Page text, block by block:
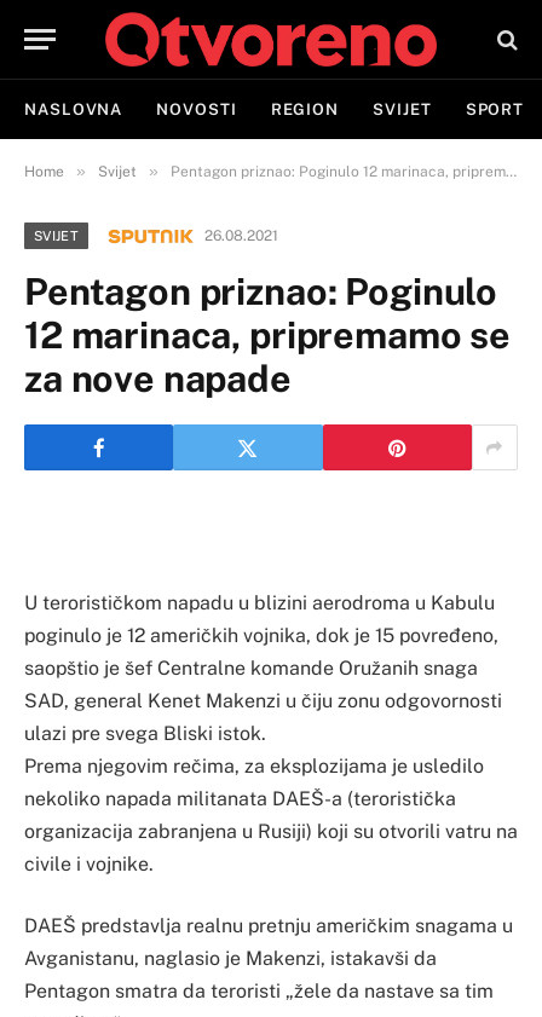
NASLOVNA NOVOSTI REGION SVIJET SPORT
Home » Svijet » Pentagon priznao: Poginulo 12 marinaca, pripremamo se za nove napade
SVIJET 26.08.2021
Pentagon priznao: Poginulo
12 marinaca, pripremamo se
za nove napade
U terorističkom napadu u blizini aerodroma u Kabulu
poginulo je 12 američkih vojnika, dok je 15 povređeno,
saopštio je šef Centralne komande Oružanih snaga
SAD, general Kenet Makenzi u čiju zonu odgovornosti
ulazi pre svega Bliski istok.
Prema njegovim rečima, za eksplozijama je usledilo
nekoliko napada militanata DAEŠ-a (teroristička
organizacija zabranjena u Rusiji) koji su otvorili vatru na
civile i vojnike.
DAEŠ predstavlja realnu pretnju američkim snagama u
Avganistanu, naglasio je Makenzi, istakavši da
Pentagon smatra da teroristi „žele da nastave sa tim